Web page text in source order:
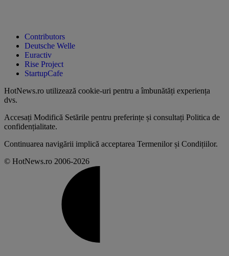
Contributors
Deutsche Welle
Euractiv
Rise Project
StartupCafe
HotNews.ro utilizează cookie-uri pentru a îmbunătăți experiența
dvs.
Accesați Modifică Setările pentru preferințe și consultați Politica de
confidențialitate.
Continuarea navigării implică acceptarea Termenilor și Condițiilor.
© HotNews.ro 2006-2026